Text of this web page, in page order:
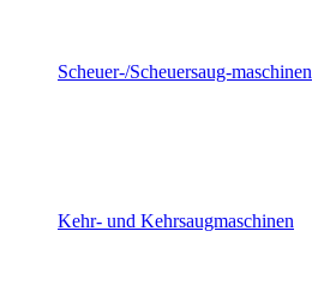
Scheuer-/Scheuersaug-maschinen
Kehr- und Kehrsaugmaschinen